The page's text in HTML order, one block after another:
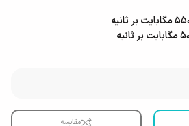
مقایسه